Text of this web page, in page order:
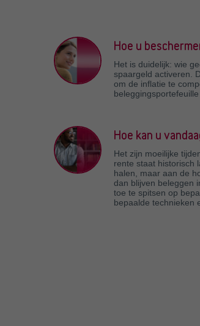
Hoe u
Het is duidelijk: wie
spaargeld activeren.
om de inflatie te
Hoe kan u
Het zijn moeilijke
rente staat historisch
halen, maar aan de
dan blijven beleggen
toe te spitsen op
bepaalde technieken